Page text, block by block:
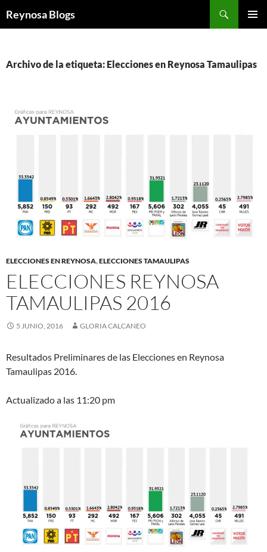
Reynosa Blogs
Archivo de la etiqueta: Elecciones en Reynosa Tamaulipas
ELECCIONES EN REYNOSA,ELECCIONES TAMAULIPAS
ELECCIONES REYNOSA
TAMAULIPAS 2016
5 JUNIO, 2016 GLORIA CALCANEO
Resultados Preliminares de las Elecciones en Reynosa
Tamaulipas 2016.
Actualizado a las 11:20 pm